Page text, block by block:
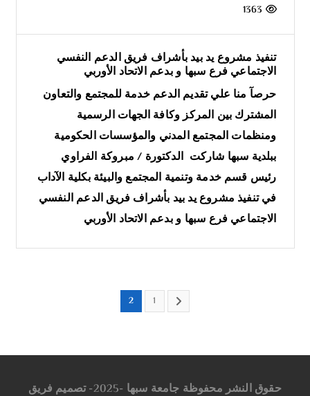
تنفيذ مشروع يد بيد بأشراف فريق الدعم النفسي
الاجتماعي فرع سبها و بدعم الاتحاد الأوربي
حرصآ منا علي تقديم الدعم خدمة للمجتمع والتعاون
المشترك بين المركز وكافة الجهات الرسمية
ومنظمات المجتمع المدني والمؤسسات الحكومية
ببلدية سبها شاركت الدكتورة / مبروكة الفراوي
رئيس قسم خدمة وتنمية المجتمع والبيئة بكلية الآداب
في تنفيذ مشروع يد بيد بأشراف فريق الدعم النفسي
الاجتماعي فرع سبها و بدعم الاتحاد الأوربي
1
2
حقوق النشر محفوظة جامعة سبها -2025- تصميم فريق